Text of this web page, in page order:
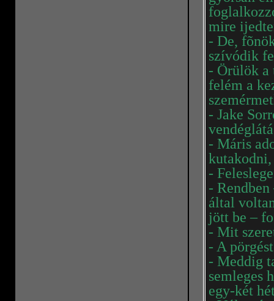
mire
- De,
szívódik
- Örülök a
felém a
- Jake
- Máris
kutakodni,
-
-
által
jött be –
- Mit
- A
- Meddig
semleges
egy-két